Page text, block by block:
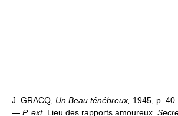
J. GRACQ, Un Beau ténébreux, 1945, p. 40.
— P. ext. Lieu des rapports amoureux.